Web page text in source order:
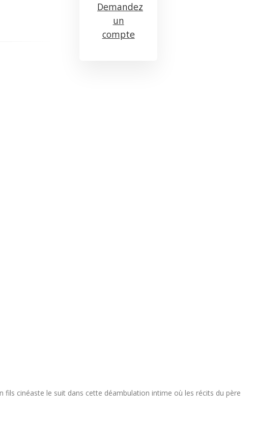
Demandez
un
compte
cinéaste le suit dans cette déambulation intime où les récits du père